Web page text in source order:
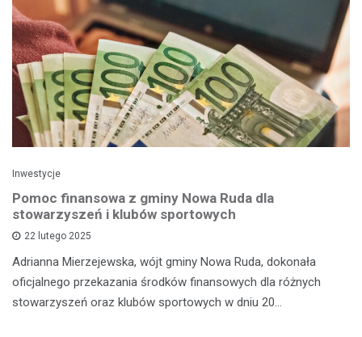
Inwestycje
Pomoc finansowa z gminy Nowa Ruda dla
stowarzyszeń i klubów sportowych
22 lutego 2025
Adrianna Mierzejewska, wójt gminy Nowa Ruda, dokonała
oficjalnego przekazania środków finansowych dla różnych
stowarzyszeń oraz klubów sportowych w dniu 20…